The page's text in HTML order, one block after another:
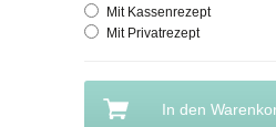
Mit Kassenrezept
Mit Privatrezept
In den